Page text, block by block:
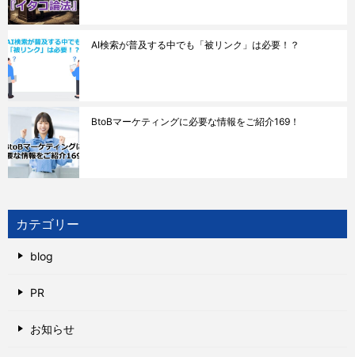
AI検索が普及する中でも「被リンク」は必要！？
BtoBマーケティングに必要な情報をご紹介169！
カテゴリー
blog
PR
お知らせ